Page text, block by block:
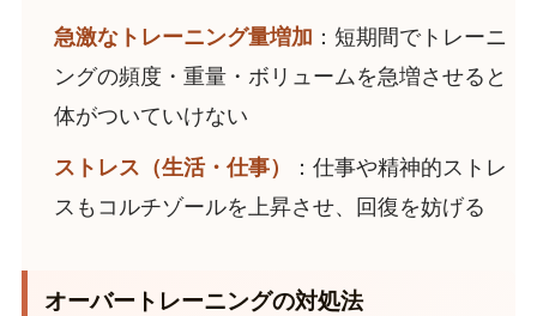
急激なトレーニング量増加 ：短期間でトレーニ
ングの頻度・重量・ボリュームを急増させると
体がついていけない
ストレス（生活・仕事）
：仕事や精神的ストレ
スもコルチゾールを上昇させ、回復を妨げる
オーバートレーニングの対処法